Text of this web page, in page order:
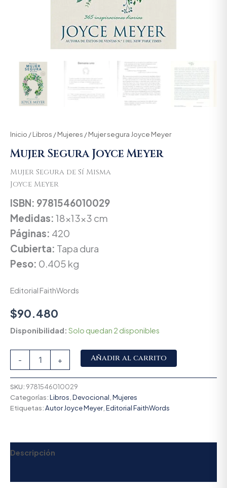
Inicio /Libros /Mujeres / Mujer segura Joyce Meyer
Mujer Segura Joyce Meyer
Mujer Segura de Sí Misma
Joyce Meyer
ISBN: 9781546010029
Medidas: 18x13x3 cm
Páginas: 420
Cubierta: Tapa dura
Peso: 0.405 kg
Editorial FaithWords
$90.480
Disponibilidad: Solo quedan 2 disponibles
- + Añadir al carrito
SKU: 9781546010029
Categorías:Libros Devocional Mujeres
Etiquetas:Autor Joyce Meyer, Editorial FaithWords
Descripción